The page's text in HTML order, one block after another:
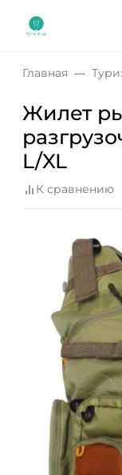
Главная
Жилет
L/XL
К сравнению